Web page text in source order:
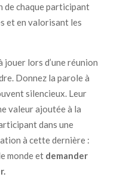
chaque participant
et en valorisant les
lors d’une réunion
Donnez la parole à
silencieux. Leur
valeur ajoutée à la
dans une
à cette dernière :
monde et demander